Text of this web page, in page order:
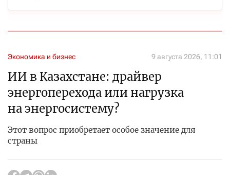
Экономика и бизнес 9 августа 2026, 11:01
ИИ в Казахстане: драйвер
энергоперехода или нагрузка
на энергосистему?
Этот вопрос приобретает особое значение для
страны